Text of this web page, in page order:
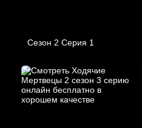
Сезон 2 Серия 1